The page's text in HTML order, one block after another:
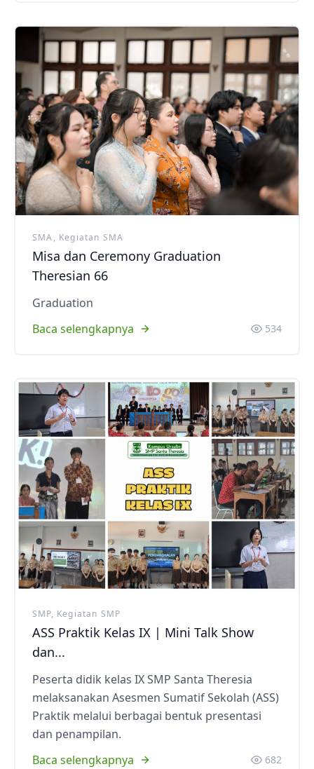
SMA, Kegiatan SMA
Misa dan Ceremony Graduation
Theresian 66
Graduation
Baca selengkapnya
534
SMP, Kegiatan SMP
ASS Praktik Kelas IX | Mini Talk Show
dan...
Peserta didik kelas IX SMP Santa Theresia
melaksanakan Asesmen Sumatif Sekolah (ASS)
Praktik melalui berbagai bentuk presentasi
dan penampilan.
Baca selengkapnya
682